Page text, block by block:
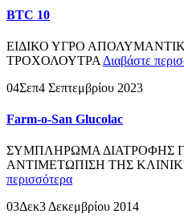
BTC 10
ΕΙΔΙΚΟ ΥΓΡΟ
ΤΡΟΧΟΛΟΥΤΡΑ Διαβάστε
04Σεπ4 Σεπτεμβρίου 2023
Farm-o-San Glucolac
ΣΥΜΠΛΗΡΩΜΑ ΔΙΑΤΡΟΦΗΣ
ΑΝΤΙΜΕΤΩΠΙΣΗ ΤΗΣ
περισσότερα
03Δεκ3 Δεκεμβρίου 2014